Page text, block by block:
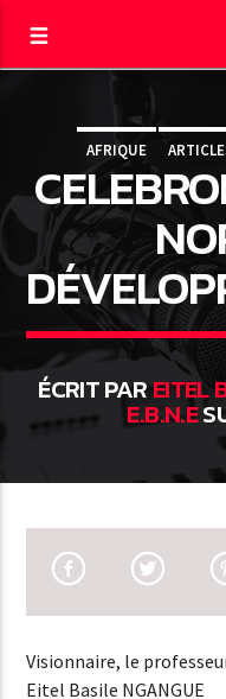
EN CE MOMENT
TITRE
AFRIQUE
ÉCRIT PAREITEL
E.B.N.E
Visionnaire, le
Eitel Basile NGANGUE